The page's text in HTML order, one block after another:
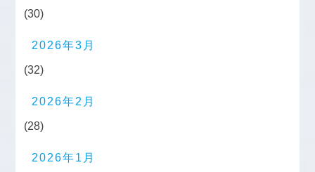
(30)
2026年3月
(32)
2026年2月
(28)
2026年1月